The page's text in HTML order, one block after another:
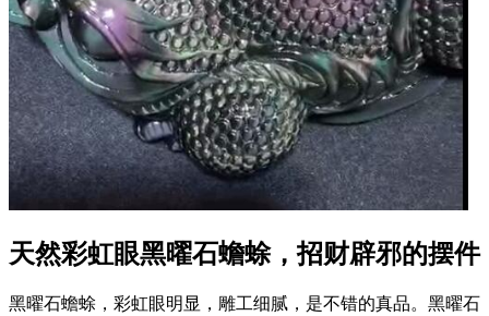
天然彩虹眼黑曜石蟾蜍，招财辟邪的摆件
黑曜石蟾蜍，彩虹眼明显，雕工细腻，是不错的真品。黑曜石